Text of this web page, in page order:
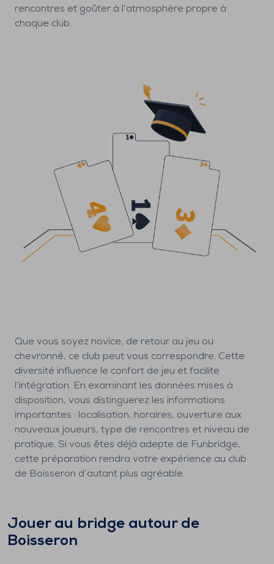
rencontres et goûter à l’atmosphère propre à
chaque club.
Que vous soyez novice, de retour au jeu ou
chevronné, ce club peut vous correspondre. Cette
diversité influence le confort de jeu et facilite
l’intégration. En examinant les données mises à
disposition, vous distinguerez les informations
importantes : localisation, horaires, ouverture aux
nouveaux joueurs, type de rencontres et niveau de
pratique. Si vous êtes déjà adepte de Funbridge,
cette préparation rendra votre expérience au club
de Boisseron d’autant plus agréable.
Jouer au bridge autour de
Boisseron